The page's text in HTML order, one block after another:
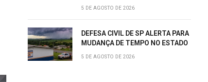
5 DE AGOSTO DE 2026
DEFESA CIVIL DE SP ALERTA PARA
MUDANÇA DE TEMPO NO ESTADO
5 DE AGOSTO DE 2026